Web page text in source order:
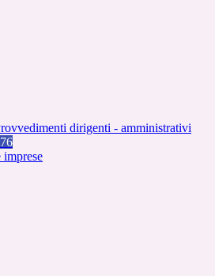
dirigenti - amministrativi